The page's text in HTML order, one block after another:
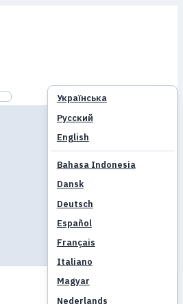
Українська
Русский
English
Bahasa Indonesia
Dansk
Deutsch
Español
Français
Italiano
Magyar
Nederlands